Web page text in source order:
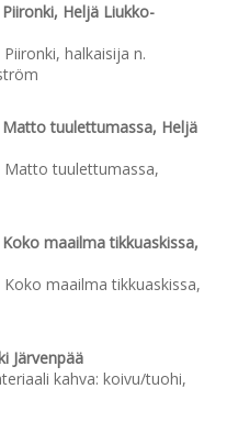
Heljä Liukko-
halkaisija n.
tuulettumassa, Heljä
Matto tuulettumassa,
maailma tikkuaskissa,
maailma tikkuaskissa,
Järvenpää
kahva: koivu/tuohi,